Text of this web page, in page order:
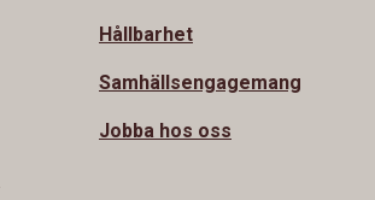
Hållbarhet
Samhällsengagemang
Jobba hos oss